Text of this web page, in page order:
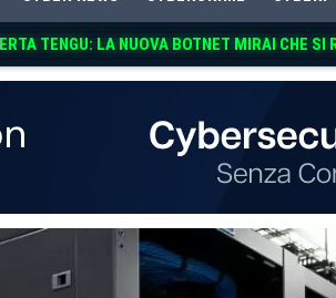
TENGU: LA NUOVA BOTNET MIRAI CHE